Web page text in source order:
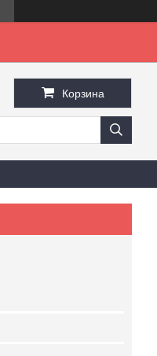
Корзина